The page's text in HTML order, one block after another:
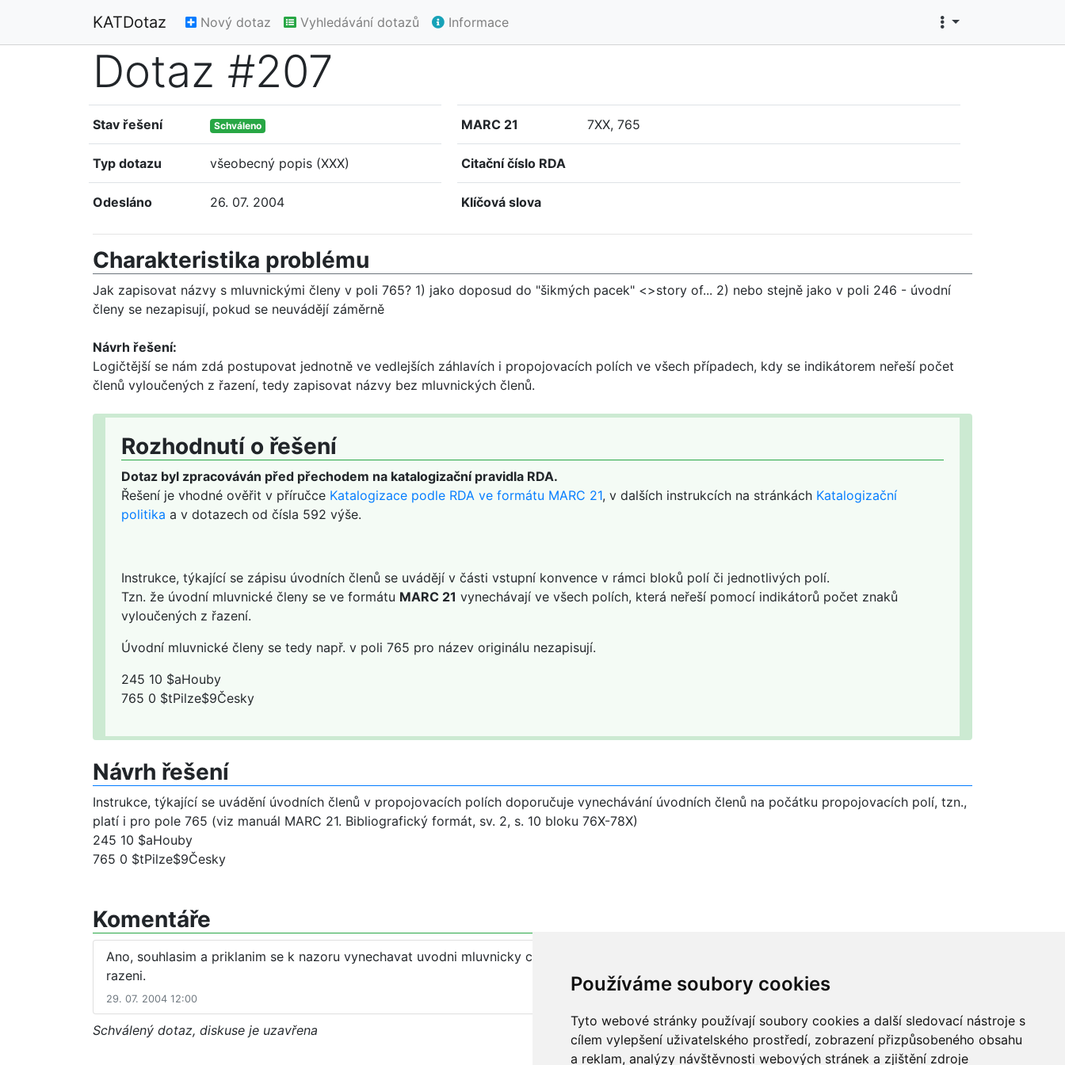
Používáme soubory cookies
Tyto webové stránky používají soubory cookies a další sledovací nástroje s
cílem vylepšení uživatelského prostředí, zobrazení přizpůsobeného obsahu
a reklam, analýzy návštěvnosti webových stránek a zjištění zdroje
KATDotaz Nový dotaz Vyhledávání dotazů Informace
Dotaz #207
Stav řešení Schváleno
Typ dotazu všeobecný popis (XXX)
Odesláno 26. 07. 2004
MARC 21 7XX, 765
Citační číslo RDA
Klíčová slova
Charakteristika problému
Jak zapisovat názvy s mluvnickými členy v poli 765? 1) jako doposud do "šikmých pacek" <>story of... 2) nebo stejně jako v poli 246 - úvodní
členy se nezapisují, pokud se neuvádějí záměrně
Návrh řešení:
Logičtější se nám zdá postupovat jednotně ve vedlejších záhlavích i propojovacích polích ve všech případech, kdy se indikátorem neřeší počet
členů vyloučených z řazení, tedy zapisovat názvy bez mluvnických členů.
Rozhodnutí o řešení
Dotaz byl zpracováván před přechodem na katalogizační pravidla RDA.
Řešení je vhodné ověřit v příručce Katalogizace podle RDA ve formátu MARC 21, v dalších instrukcích na stránkách Katalogizační
politika a v dotazech od čísla 592 výše.
Instrukce, týkající se zápisu úvodních členů se uvádějí v části vstupní konvence v rámci bloků polí či jednotlivých polí.
Tzn. že úvodní mluvnické členy se ve formátu MARC 21 vynechávají ve všech polích, která neřeší pomocí indikátorů počet znaků
vyloučených z řazení.
Úvodní mluvnické členy se tedy např. v poli 765 pro název originálu nezapisují.
245 10 $aHouby
765 0 $tPilze$9Česky
Návrh řešení
Instrukce, týkající se uvádění úvodních členů v propojovacích polích doporučuje vynechávání úvodních členů na počátku propojovacích polí, tzn.,
platí i pro pole 765 (viz manuál MARC 21. Bibliografický formát, sv. 2, s. 10 bloku 76X-78X)
245 10 $aHouby
765 0 $tPilze$9Česky
Komentáře
Ano, souhlasim a priklanim se k nazoru vynechavat uvodni mluvnicky clen v polich, kde se neresi indikatorem pocet znaku vyloucenych z
razeni.
29. 07. 2004 12:00
Schválený dotaz, diskuse je uzavřena